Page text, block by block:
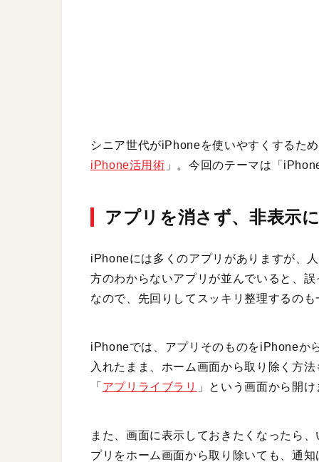
シニア世代がiPhoneを使いやすくするた
iPhone活用術 」。今回のテーマは「
アプリを消さず、非表示
iPhoneには多くのアプリがありますが、
方のわからないアプリが並んでいると、
なので、先回りしてスッキリ整理するの
iPhoneでは、アプリそのものをiPhoneか
入れたまま、ホーム画面から取り除く方
「 アプリライブラリ 」という画面から開け
また、画面に表示しておきたくなったら
プリをホーム画面から取り除いても、通